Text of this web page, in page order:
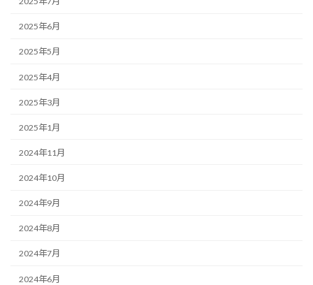
2025年6月
2025年5月
2025年4月
2025年3月
2025年1月
2024年11月
2024年10月
2024年9月
2024年8月
2024年7月
2024年6月